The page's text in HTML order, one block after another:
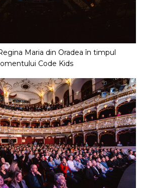
Maria din Oradea în timpul
Code Kids